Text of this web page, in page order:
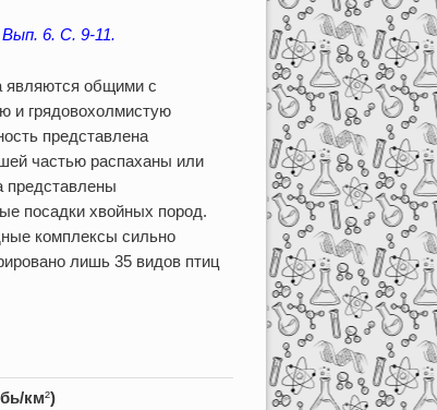
6. С. 9-11.
являются общими с
и грядовохолмистую
представлена
частью распаханы или
представлены
посадки хвойных пород.
комплексы сильно
лишь 35 видов птиц
км²)